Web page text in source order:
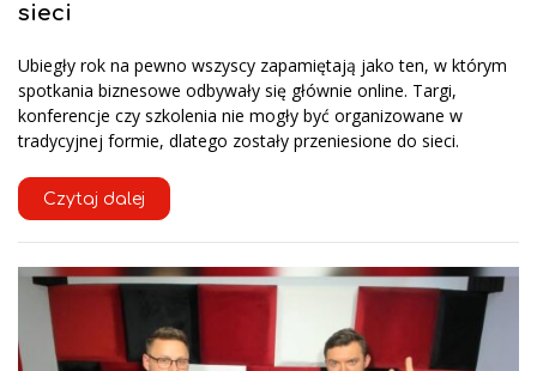
sieci
Ubiegły rok na pewno wszyscy zapamiętają jako ten, w którym
spotkania biznesowe odbywały się głównie online. Targi,
konferencje czy szkolenia nie mogły być organizowane w
tradycyjnej formie, dlatego zostały przeniesione do sieci.
Czytaj dalej